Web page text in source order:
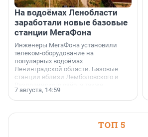
На водоёмах Ленобласти
заработали новые базовые
станции МегаФона
Инженеры МегаФона установили
телеком-оборудование на
популярных водоёмах
Ленинградской области. Базовые
станции вблизи Лемболовского и
недалеко от Большого Тосненского
водопада.
7 августа, 14:59
ТОП 5